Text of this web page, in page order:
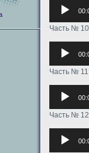
Часть № 10
Часть № 11
Часть № 12